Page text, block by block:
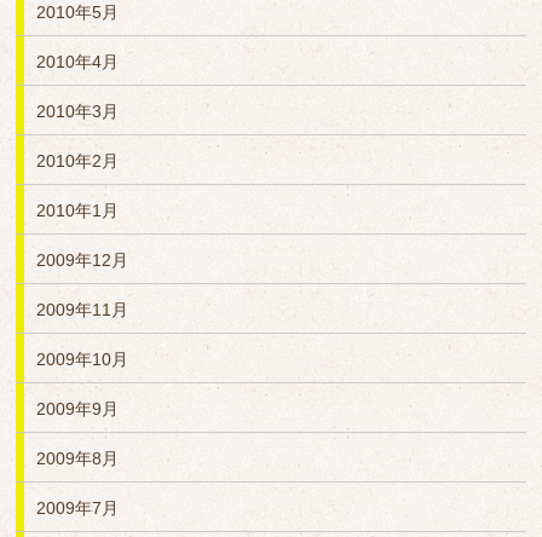
2010年5月
2010年4月
2010年3月
2010年2月
2010年1月
2009年12月
2009年11月
2009年10月
2009年9月
2009年8月
2009年7月